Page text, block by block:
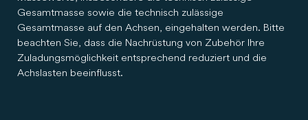
Gesamtmasse sowie die technisch zulässige
Gesamtmasse auf den Achsen, eingehalten werden. Bitte
beachten Sie, dass die Nachrüstung von Zubehör Ihre
Zuladungsmöglichkeit entsprechend reduziert und die
Achslasten beeinflusst.